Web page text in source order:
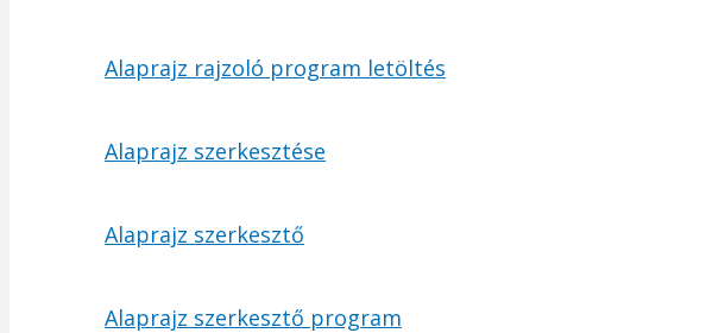
Alaprajz rajzoló program letöltés
Alaprajz szerkesztése
Alaprajz szerkesztő
Alaprajz szerkesztő program